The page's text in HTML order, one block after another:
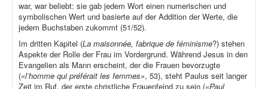
war, war beliebt: sie gab jedem Wort einen numerischen und
symbolischen Wert und basierte auf der Addition der Werte, die
jedem Buchstaben zukommt (51/52).
Im dritten Kapitel (La maisonnée, fabrique de féminisme?) stehen
Aspekte der Rolle der Frau im Vordergrund. Während Jesus in den
Evangelien als Mann erscheint, der die Frauen bevorzugte
(«l’homme qui préférait les femmes», 53), steht Paulus seit langer
Zeit im Ruf, der erste christliche Frauenfeind zu sein («Paul